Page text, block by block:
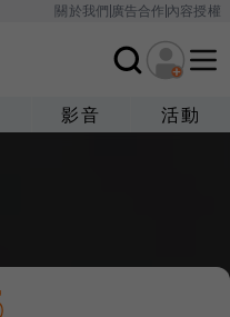
關於我們廣告合作內容授權
影音 活動